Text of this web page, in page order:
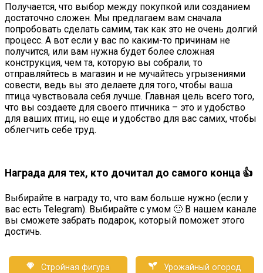
Получается, что выбор между покупкой или созданием
достаточно сложен. Мы предлагаем вам сначала
попробовать сделать самим, так как это не очень долгий
процесс. А вот если у вас по каким-то причинам не
получится, или вам нужна будет более сложная
конструкция, чем та, которую вы собрали, то
отправляйтесь в магазин и не мучайтесь угрызениями
совести, ведь вы это делаете для того, чтобы ваша
птица чувствовала себя лучше. Главная цель всего того,
что вы создаете для своего птичника – это и удобство
для ваших птиц, но еще и удобство для вас самих, чтобы
облегчить себе труд.
Награда для тех, кто дочитал до самого конца 👍
Выбирайте в награду то, что вам больше нужно (если у
вас есть Telegram). Выбирайте с умом 🙂 В нашем канале
вы сможете забрать подарок, который поможет этого
достичь.
Стройная фигура Урожайный огород